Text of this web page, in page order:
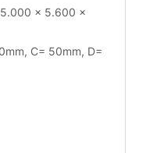
5.000 x 5.600 x
C= 50mm, D=